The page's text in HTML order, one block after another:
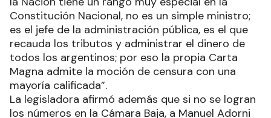
Constitución Nacional, no es un simple ministro;
es el jefe de la administración pública, es el que
recauda los tributos y administrar el dinero de
todos los argentinos; por eso la propia Carta
Magna admite la moción de censura con una
mayoría calificada”.
La legisladora afirmó además que si no se logran
los números en la Cámara Baja, a Manuel Adorni